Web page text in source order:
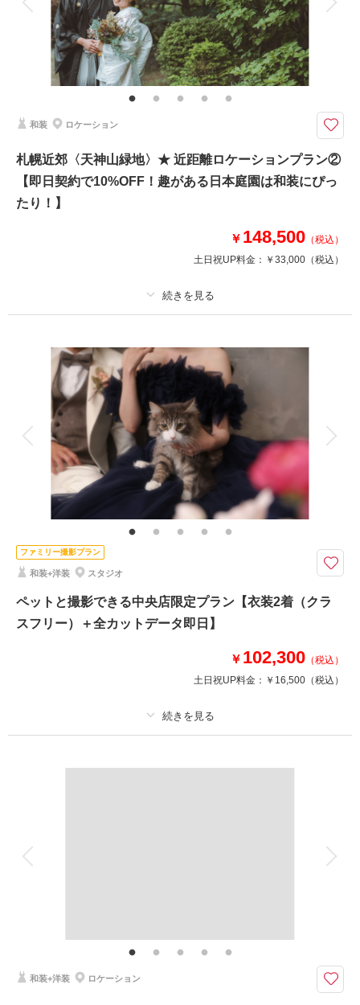
衣装追加 会食 挙式
家族と撮影 家族用衣装レンタル ペットと撮影
その他含むもの
上記は、「スタジオ撮影 / データまるごとプラン」選択の場合。プランによ
この機会に、北海道の撮影＆お土産をお楽しみください。
対象の県（3/31現在）：
秋田県・山形県・新潟県・福井県・山梨県・長野県・岐阜県・京都府・徳島
和装 ロケーション
札幌近郊〈天神山緑地〉★ 近距離ロケーションプラン②
【即日契約で10%OFF！趣がある日本庭園は和装にぴっ
たり！】
￥ 148,500 （税込）
土日祝UP料金： ￥33,000 （税込）
撮影料 新婦衣装1着
着付け
アルバム データ 100 カット
衣装追加 会食
家族と撮影 家族用衣装レンタル ペットと撮影
その他含むもの
移動費・アテンド・アートブーケレンタル・Yシャツレンタル・シューズレ
Photorait限定『CLESTA(A6サイズ)』プレゼント中！和装にぴったりの天
神山緑地で落ち着いたロケーションフォトを♡
✔︎追加料金なし！和洋のチョイス自由な衣装1着
✔︎撮影データ色味補正付き！
撮影日：2024年10月25日
撮影場所：札幌市豊平区天神山緑地（北海道）
ファミリー撮影プラン
和装+洋装 スタジオ
ペットと撮影できる中央店限定プラン【衣装2着（クラ
スフリー）＋全カットデータ即日】
￥ 102,300 （税込）
土日祝UP料金： ￥16,500 （税込）
オリジナルアクリルスタンドプレゼント中！お衣装2着がクラスフリー！ペ
和装+洋装 ロケーション